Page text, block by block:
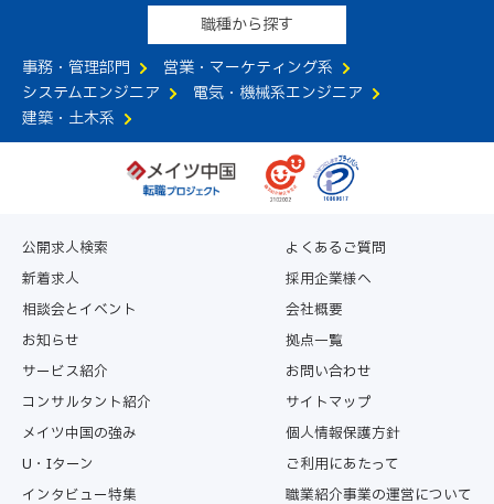
職種から探す
事務・管理部門
営業・マーケティング系
システムエンジニア
電気・機械系エンジニア
建築・土木系
公開求人検索
新着求人
相談会とイベント
お知らせ
サービス紹介
コンサルタント紹介
メイツ中国の強み
U・Iターン
インタビュー特集
よくあるご質問
採用企業様へ
会社概要
拠点一覧
お問い合わせ
サイトマップ
個人情報保護方針
ご利用にあたって
職業紹介事業の運営について